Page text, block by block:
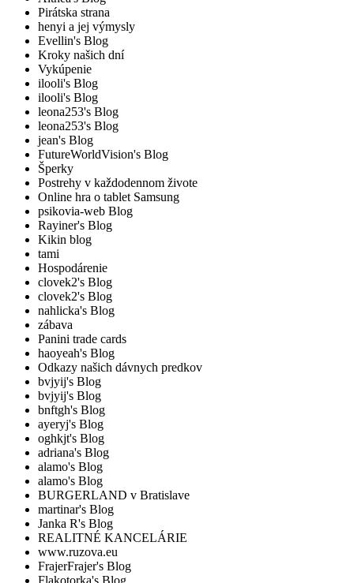
Pirátska strana
henyi a jej výmysly
Evellin's Blog
Kroky našich dní
Vykúpenie
ilooli's Blog
ilooli's Blog
leona253's Blog
leona253's Blog
jean's Blog
FutureWorldVision's Blog
Šperky
Postrehy v každodennom živote
Online hra o tablet Samsung
psikovia-web Blog
Rayiner's Blog
Kikin blog
tami
Hospodárenie
clovek2's Blog
clovek2's Blog
nahlicka's Blog
zábava
Panini trade cards
haoyeah's Blog
Odkazy našich dávnych predkov
bvjyij's Blog
bvjyij's Blog
bnftgh's Blog
ayeryj's Blog
oghkjt's Blog
adriana's Blog
alamo's Blog
alamo's Blog
BURGERLAND v Bratislave
martinar's Blog
Janka R's Blog
REALITNÉ KANCELÁRIE
www.ruzova.eu
FrajerFrajer's Blog
Flakotorka's Blog